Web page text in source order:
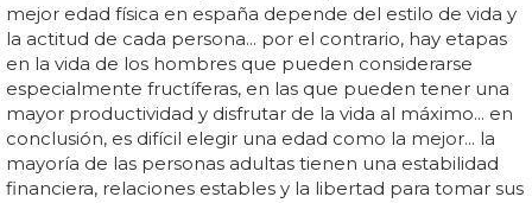
mejor edad física en españa depende del estilo de vida y
la actitud de cada persona... por el contrario, hay etapas
en la vida de los hombres que pueden considerarse
especialmente fructíferas, en las que pueden tener una
mayor productividad y disfrutar de la vida al máximo... en
conclusión, es difícil elegir una edad como la mejor... la
mayoría de las personas adultas tienen una estabilidad
financiera, relaciones estables y la libertad para tomar sus